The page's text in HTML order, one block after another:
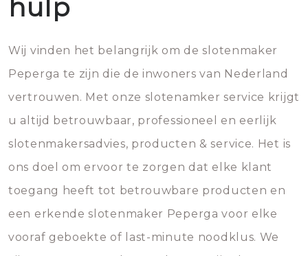
hulp
Wij vinden het belangrijk om de slotenmaker
Peperga te zijn die de inwoners van Nederland
vertrouwen. Met onze slotenamker service krijgt
u altijd betrouwbaar, professioneel en eerlijk
slotenmakersadvies, producten & service. Het is
ons doel om ervoor te zorgen dat elke klant
toegang heeft tot betrouwbare producten en
een erkende slotenmaker Peperga voor elke
vooraf geboekte of last-minute noodklus. We